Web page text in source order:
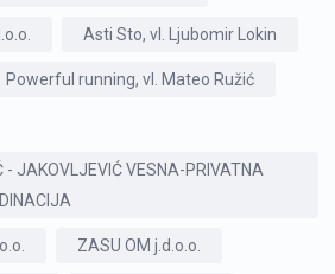
Asti Sto, vl. Ljubomir Lokin
Powerful running, vl. Mateo Ružić
- JAKOVLJEVIĆ VESNA-PRIVATNA
ZASU OM j.d.o.o.